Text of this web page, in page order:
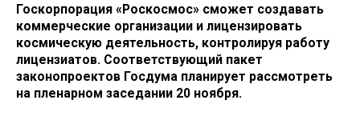
Госкорпорация «Роскосмос» сможет создавать
коммерческие организации и лицензировать
космическую деятельность, контролируя работу
лицензиатов. Соответствующий пакет
законопроектов Госдума планирует рассмотреть
на пленарном заседании 20 ноября.